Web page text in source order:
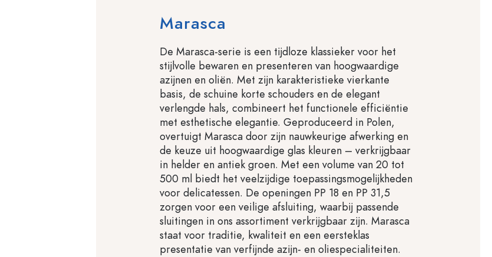
Marasca
De Marasca-serie is een tijdloze klassieker voor het
stijlvolle bewaren en presenteren van hoogwaardige
azijnen en oliën. Met zijn karakteristieke vierkante
basis, de schuine korte schouders en de elegant
verlengde hals, combineert het functionele efficiëntie
met esthetische elegantie. Geproduceerd in Polen,
overtuigt Marasca door zijn nauwkeurige afwerking en
de keuze uit hoogwaardige glas kleuren – verkrijgbaar
in helder en antiek groen. Met een volume van 20 tot
500 ml biedt het veelzijdige toepassingsmogelijkheden
voor delicatessen. De openingen PP 18 en PP 31,5
zorgen voor een veilige afsluiting, waarbij passende
sluitingen in ons assortiment verkrijgbaar zijn. Marasca
staat voor traditie, kwaliteit en een eersteklas
presentatie van verfijnde azijn- en oliespecialiteiten.